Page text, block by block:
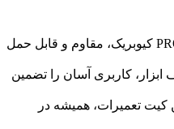
1. جعبه ابزار مدل PRO Toolbox کیوبریک، مقاوم و قابل حمل
ابزار، کاربری آسان را تضمین
کیت تعمیرات، همیشه در